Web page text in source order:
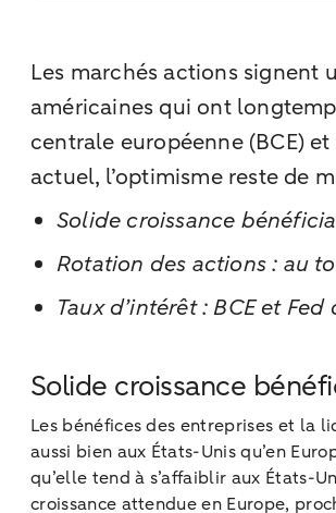
Les marchés actions signent
américaines qui ont
centrale européenne (BCE)
actuel, l’optimisme reste de
Solide croissance
Rotation des actions : au
Taux d’intérêt : BCE et
Solide croissance
Les bénéfices des entreprises et la
aussi bien aux États-Unis qu’en
qu’elle tend à s’affaiblir aux États-
croissance attendue en Europe,